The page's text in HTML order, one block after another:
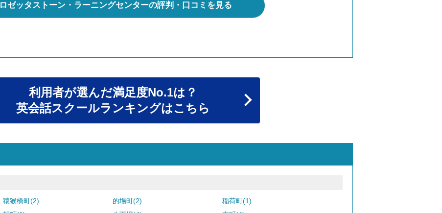
ロゼッタストーン・ラーニングセンターの評判・口コミを見る
利用者が選んだ満足度No.1は？
英会話スクールランキングはこちら
猿猴橋町(2) 的場町(2)
稲荷町(1)